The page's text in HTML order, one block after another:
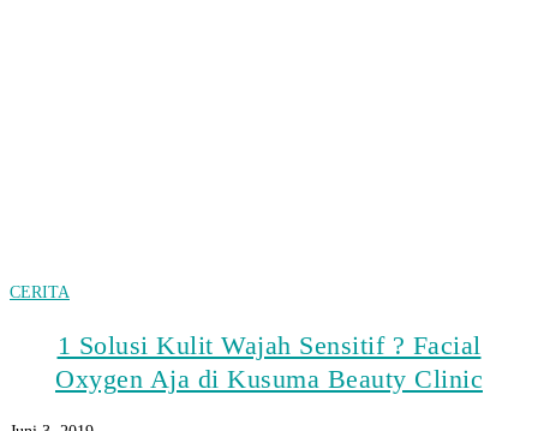
CERITA
1 Solusi Kulit Wajah Sensitif ? Facial
Oxygen Aja di Kusuma Beauty Clinic